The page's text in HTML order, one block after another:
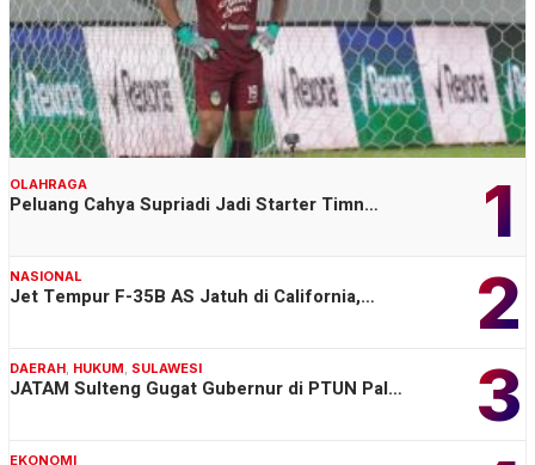
1
OLAHRAGA
Peluang Cahya Supriadi Jadi Starter Timn…
2
NASIONAL
Jet Tempur F-35B AS Jatuh di California,…
3
DAERAH, HUKUM, SULAWESI
JATAM Sulteng Gugat Gubernur di PTUN Pal…
EKONOMI